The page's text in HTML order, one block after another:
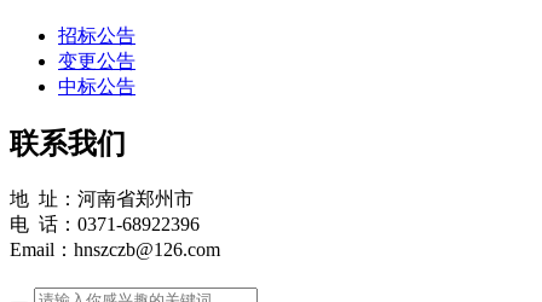
招标公告
变更公告
中标公告
联系我们
地 址：河南省郑州市
电 话：0371-68922396
Email：hnszczb@126.com